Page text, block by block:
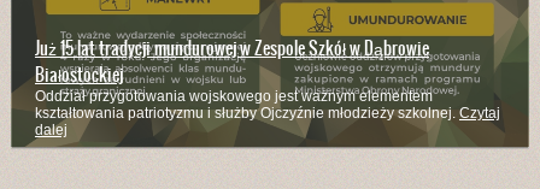
Już 15 lat tradycji mundurowej w Zespole Szkół w Dąbrowie
Białostockiej
Oddział przygotowania wojskowego jest ważnym elementem
kształtowania patriotyzmu i służby Ojczyźnie młodzieży szkolnej. Czytaj
dalej